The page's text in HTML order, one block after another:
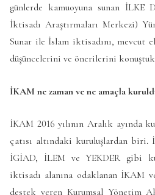
günlerde kamuoyuna sunan İLKE
İktisadı Araştırmaları Merkezi)
Sunar ile İslam iktisadını, mevcut
düşüncelerini ve önerilerini
İKAM ne zaman ve ne amaçla
İKAM 2016 yılının Aralık ayında
çatısı altındaki kuruluşlardan biri.
İGİAD, İLEM ve YEKDER gibi
iktisadı alanına odaklanan İKAM
destek veren Kurumsal Yönetim